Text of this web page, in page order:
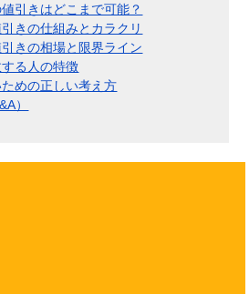
引きはどこまで可能？
きの仕組みとカラクリ
きの相場と限界ライン
る人の特徴
めの正しい考え方
）